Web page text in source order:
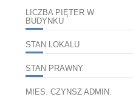
LICZBA PIĘTER W
BUDYNKU
STAN LOKALU
STAN PRAWNY
MIES. CZYNSZ ADMIN.